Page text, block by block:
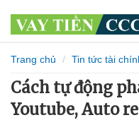
Trang chủ Tin tức tài
Cách tự động
Youtube, Auto